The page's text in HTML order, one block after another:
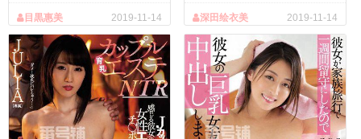
2019-11-14
目黒惠美 2019-11-14
深田绘衣美